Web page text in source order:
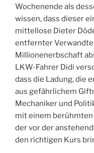
Wochenende als
wissen, dass dieser
mittellose Dieter
entfernter
Millionenerbschaft
LKW-Fahrer Didi
dass die Ladung, die
aus gefährlichem
Mechaniker und
mit einem
der vor der
den richtigen Kurs